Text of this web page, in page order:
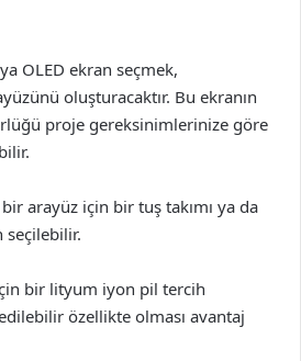
OLED ekran seçmek,
oluşturacaktır. Bu ekranın
proje gereksinimlerinize göre
arayüz için bir tuş takımı ya da
bir lityum iyon pil tercih
özellikte olması avantaj